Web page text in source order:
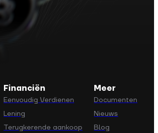
Financiën
Eenvoudig Verdienen
Lening
Terugkerende aankoop
Meer
Documenten
Nieuws
Blog